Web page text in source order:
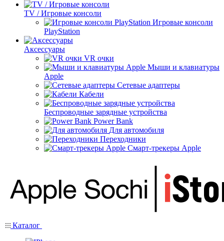
TV / Игровые консоли
Игровые консоли
PlayStation
Аксессуары
VR очки
Мыши и клавиатуры
Apple
Сетевые адаптеры
Кабели
Беспроводные зарядные устройства
Power Bank
Для автомобиля
Переходники
Смарт-трекеры Apple
Каталог